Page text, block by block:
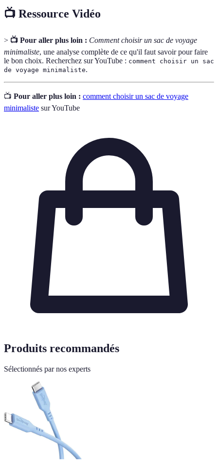
📺 Ressource Vidéo
> 📺 Pour aller plus loin : Comment choisir un sac de voyage
minimaliste, une analyse complète de ce qu'il faut savoir pour faire
le bon choix. Recherchez sur YouTube : comment choisir un sac
de voyage minimaliste.
📺 Pour aller plus loin : comment choisir un sac de voyage
minimaliste sur YouTube
Produits recommandés
Sélectionnés par nos experts